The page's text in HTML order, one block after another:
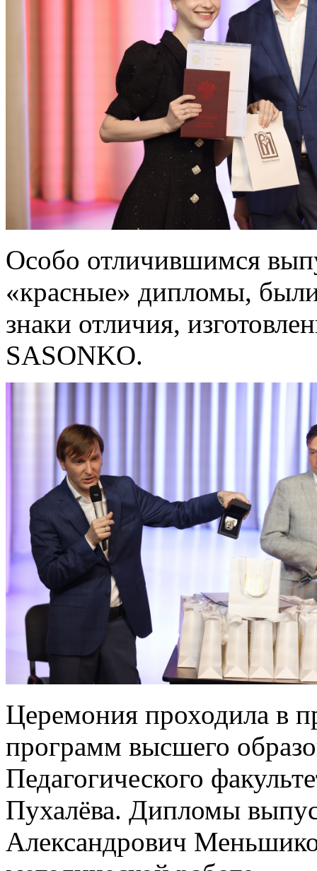
Особо отличившимся
«красные» дипломы,
знаки отличия,
SASONKO.
Церемония проходила в
программ высшего
Педагогического
Пухалёва. Дипломы
Александрович